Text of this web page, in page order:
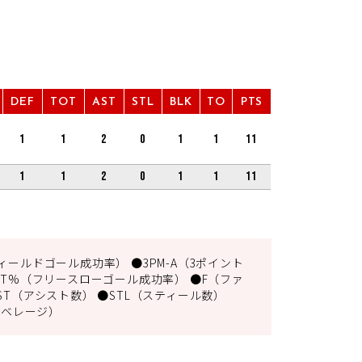
DEF TOT AST STL BLK TO PTS
1 1 2 0 1 1 11
1 1 2 0 1 1 11
ルドゴール成功率） ●3PM-A（3ポイント
（フリースローゴール成功率） ●F（ファ
アシスト数） ●STL（スティール数）
レージ）